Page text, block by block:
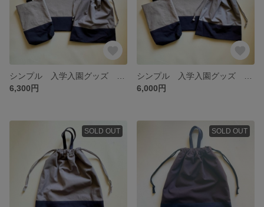
6,300円
6,000円
SOLD OUT SOLD OUT